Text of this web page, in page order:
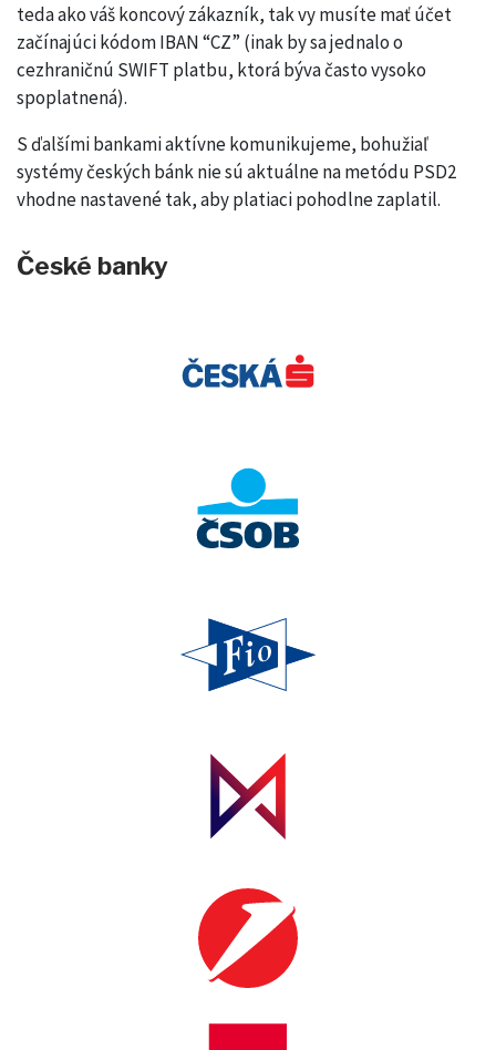
teda ako váš koncový zákazník, tak vy musíte mať účet
začínajúci kódom IBAN “CZ” (inak by sa jednalo o
cezhraničnú SWIFT platbu, ktorá býva často vysoko
spoplatnená).
S ďalšími bankami aktívne komunikujeme, bohužiaľ
systémy českých bánk nie sú aktuálne na metódu PSD2
vhodne nastavené tak, aby platiaci pohodlne zaplatil.
České banky